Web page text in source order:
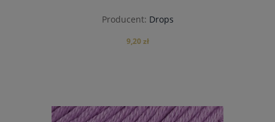
Producent: Drops
9,20 zł
do koszyka